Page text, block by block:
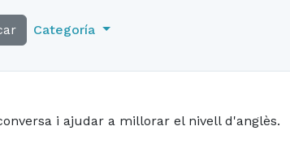
Categoría
i ajudar a millorar el nivell d'anglès.